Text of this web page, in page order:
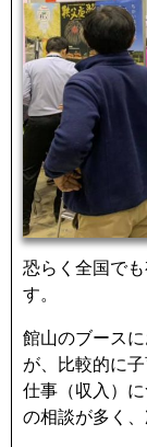
恐らく全国で
す。
館山のブース
が、比較的に
仕事（収入）
の相談が多く、